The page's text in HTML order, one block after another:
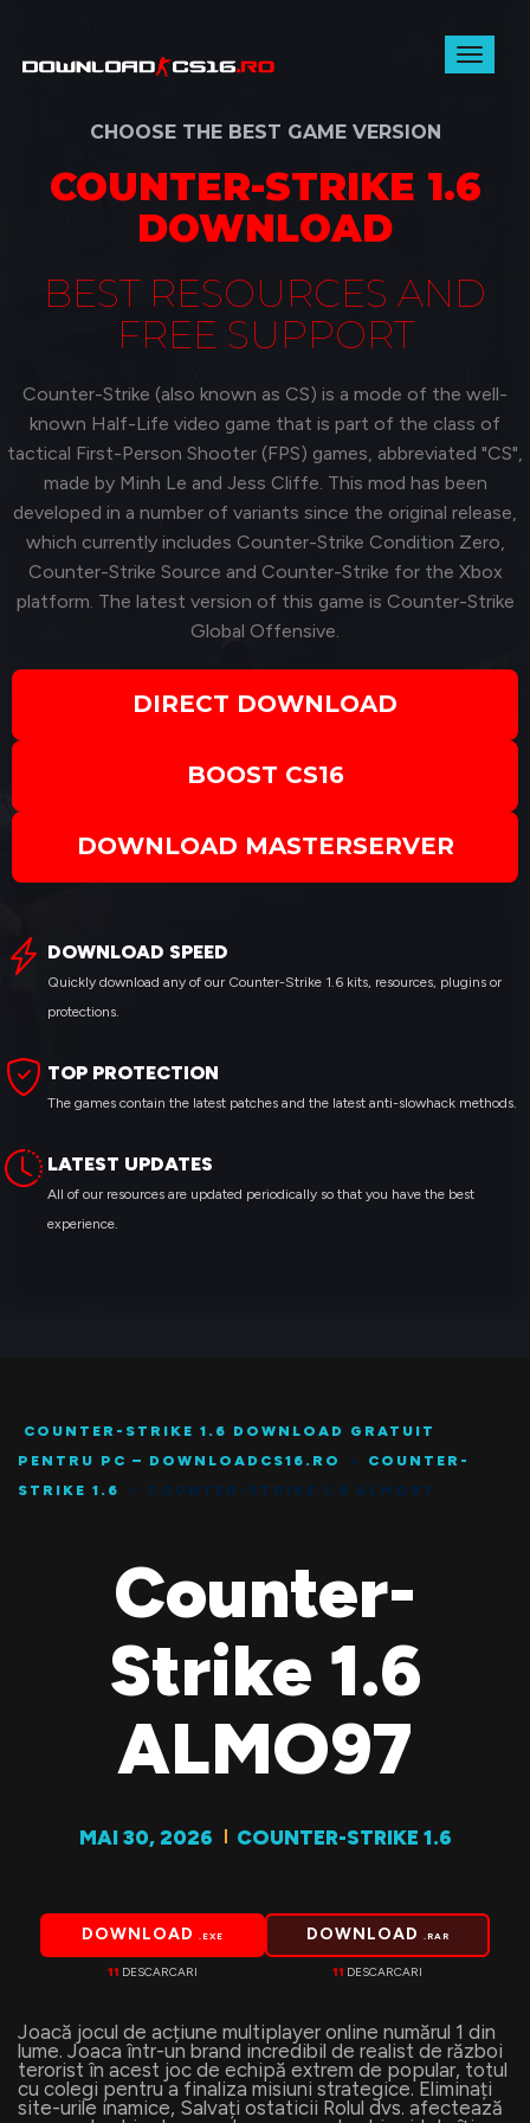
Toggle
CHOOSE THE BEST GAME VERSION
COUNTER-STRIKE 1.6
DOWNLOAD
BEST RESOURCES AND
FREE SUPPORT
Counter-Strike (also known as CS) is a mode of the well-
known Half-Life video game that is part of the class of
tactical First-Person Shooter (FPS) games, abbreviated "CS",
made by Minh Le and Jess Cliffe. This mod has been
developed in a number of variants since the original release,
which currently includes Counter-Strike Condition Zero,
Counter-Strike Source and Counter-Strike for the Xbox
platform. The latest version of this game is Counter-Strike
Global Offensive.
DIRECT DOWNLOAD
BOOST CS16
DOWNLOAD MASTERSERVER
DOWNLOAD SPEED
Quickly download any of our Counter-Strike 1.6 kits, resources, plugins or
protections.
TOP PROTECTION
The games contain the latest patches and the latest anti-slowhack methods.
LATEST UPDATES
All of our resources are updated periodically so that you have the best
experience.
COUNTER-STRIKE 1.6 DOWNLOAD GRATUIT
PENTRU PC – DOWNLOADCS16.RO
>
COUNTER-
STRIKE 1.6
> COUNTER-STRIKE 1.6 ALMO97
Counter-
Strike 1.6
ALMO97
MAI 30, 2026 COUNTER-STRIKE 1.6
DOWNLOAD .EXE
11 DESCARCARI
DOWNLOAD .RAR
11 DESCARCARI
Joacă jocul de acțiune multiplayer online numărul 1 din
lume. Joaca într-un brand incredibil de realist de război
terorist în acest joc de echipă extrem de popular, totul
cu colegi pentru a finaliza misiuni strategice. Eliminați
site-urile inamice, Salvați ostaticii Rolul dvs. afectează